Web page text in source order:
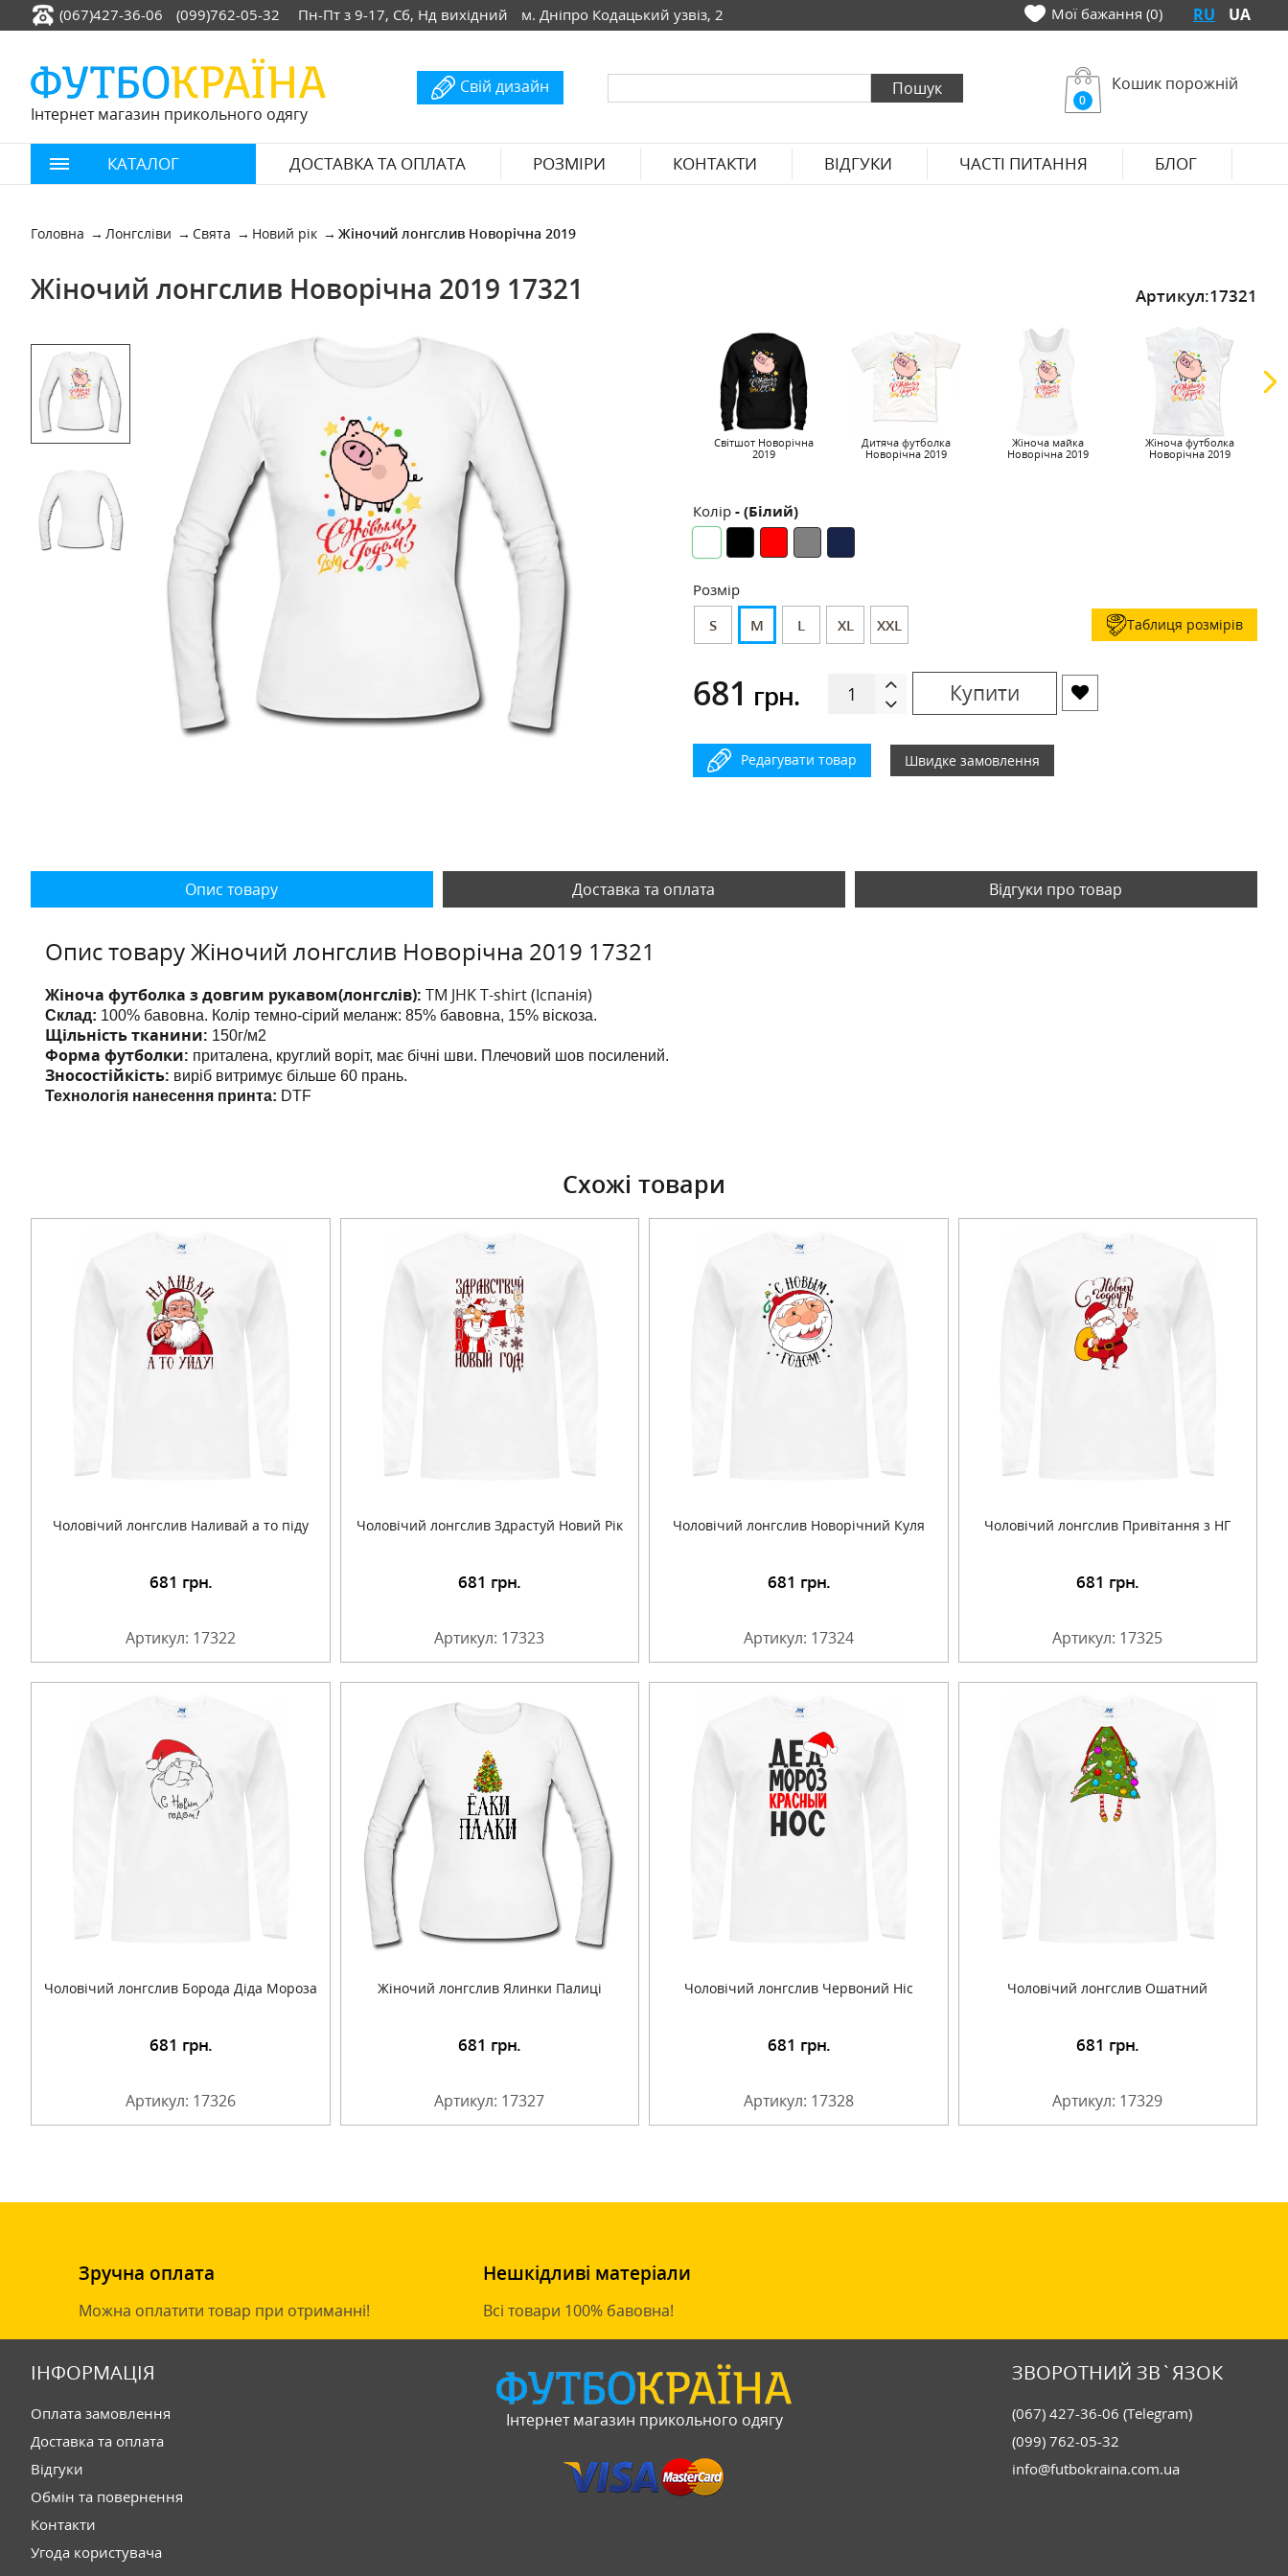
(067)427-36-06 (099)762-05-32 Пн-Пт з 9-17, Сб, Нд вихідний м. Дніпро Кодацький узвіз, 2 Мої бажання (0) RU UA
Інтернет магазин прикольного одягу
Свій дизайн
0
Кошик порожній
КАТАЛОГ ДОСТАВКА ТА ОПЛАТА РОЗМІРИ КОНТАКТИ ВІДГУКИ ЧАСТІ ПИТАННЯ БЛОГ
Головна Лонгсліви Свята Новий рік Жіночий лонгслив Новорічна 2019
Жіночий лонгслив Новорічна 2019 17321 Артикул:17321
Світшот Новорічна
2019
Дитяча футболка
Новорічна 2019
Жіноча майка
Новорічна 2019
Жіноча футболка
Новорічна 2019
Колір - (Білий)
Розмір
S
M L XL XXL Таблиця розмірів
681 грн. Купити
Редагувати товар Швидке замовлення
Опис товару Доставка та оплата Відгуки про товар
Опис товару Жіночий лонгслив Новорічна 2019 17321
Жіноча футболка з довгим рукавом(лонгслів): ТМ JHK T-shirt (Іспанія)
Склад: 100% бавовна. Колір темно-сірий меланж: 85% бавовна, 15% віскоза.
Щільність тканини: 150г/м2
Форма футболки: приталена, круглий воріт, має бічні шви. Плечовий шов посилений.
Зносостійкість: виріб витримує більше 60 прань.
Технологія нанесення принта: DTF
Схожі товари
Чоловічий лонгслив Наливай а то піду
681 грн.
Артикул: 17322
Чоловічий лонгслив Здрастуй Новий Рік
Детальніше 681 грн.
Артикул: 17323
Чоловічий лонгслив Новорічний Куля
Детальніше 681 грн.
Артикул: 17324
Чоловічий лонгслив Привітання з НГ
Детальніше 681 грн.
Артикул: 17325
Чоловічий лонгслив Борода Діда Мороза
681 грн.
Артикул: 17326
Жіночий лонгслив Ялинки Палиці
Детальніше 681 грн.
Артикул: 17327
Чоловічий лонгслив Червоний Ніс
Детальніше 681 грн.
Артикул: 17328
Чоловічий лонгслив Ошатний
Детальніше 681 грн.
Артикул: 17329
Зручна оплата
Можна оплатити товар при отриманні!
Нешкідливі матеріали
Всі товари 100% бавовна!
ІНФОРМАЦІЯ
Оплата замовлення
Доставка та оплата
Відгуки
Обмін та повернення
Контакти
Угода користувача
Інтернет магазин прикольного одягу
ЗВОРОТНИЙ ЗВ`ЯЗОК
(067) 427-36-06 (Telegram)
(099) 762-05-32
info@futbokraina.com.ua